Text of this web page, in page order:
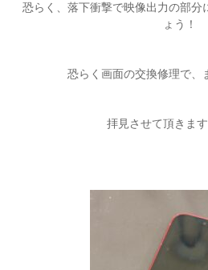
恐らく、落下衝撃で映像出力の部分
ょう！
恐らく画面の交換修理で、
拝見させて頂きます